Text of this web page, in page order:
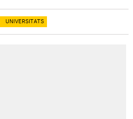
UNIVERSITATS